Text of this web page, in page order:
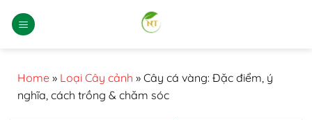
qua
Home » Loại Cây cảnh » Cây cá vàng: Đặc điểm, ý
nghĩa, cách trồng & chăm sóc